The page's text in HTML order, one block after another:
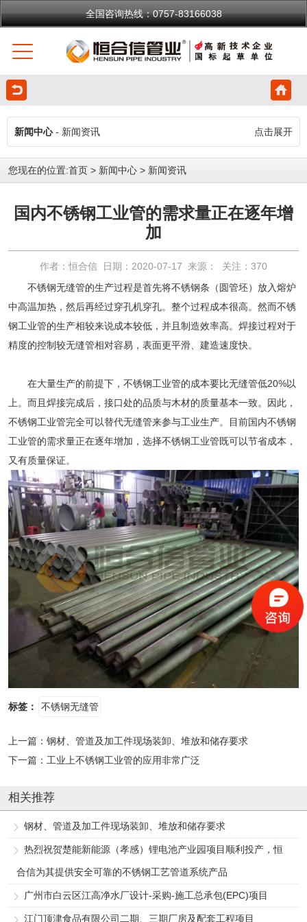
全国咨询热线：0757-83166038
新闻中心- 新闻资讯 点击展开
您现在的位置:首页 > 新闻中心 > 新闻资讯
国内不锈钢工业管的需求量正在逐年增
加
作者：恒合信 日期：2020-07-17 来源： 关注： 370
不锈钢无缝管的生产过程是首先将不锈钢条（圆管坯）放入熔炉
中高温加热，然后再经过穿孔机穿孔。整个过程成本很高。然而不锈
钢工业管的生产相较来说成本较低，并且制造效率高。焊接过程对于
精度的控制较无缝管相对容易，表面更平滑、建造速度快。
在大量生产的前提下，不锈钢工业管的成本要比无缝管低20%以
上。而且焊接完成后，接口处的品质与木材的质量基本一致。因此，
不锈钢工业管完全可以替代无缝管来参与工业生产。目前国内不锈钢
工业管的需求量正在逐年增加，选择不锈钢工业管既可以节省成本，
又有质量保证。
标签： 不锈钢无缝管
上一篇： 钢材、管道及加工件现场装卸、堆放和储存要求
下一篇： 工业上不锈钢工业管的应用非常广泛
相关推荐
钢材、管道及加工件现场装卸、堆放和储存要求
热烈祝贺楚能新能源（孝感）锂电池产业园项目顺利投产，恒
合信为其提供安全可靠的不锈钢工艺管道系统产品
广州市白云区江高净水厂设计-采购-施工总承包(EPC)项目
江门顶津食品有限公司二期、三期厂房及配套工程项目